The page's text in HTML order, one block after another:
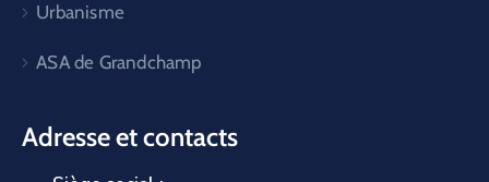
Urbanisme
ASA de Grandchamp
Adresse et contacts